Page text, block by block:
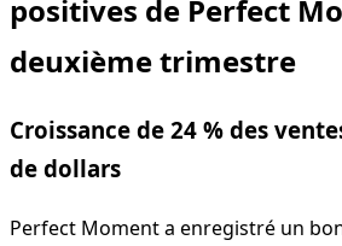
positives de Perfect
deuxième trimestre
Croissance de 24 % des
de dollars
Perfect Moment a enregistré un